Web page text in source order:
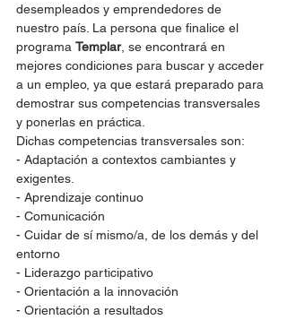
desempleados y emprendedores de
nuestro país. La persona que finalice el
programa Templar, se encontrará en
mejores condiciones para buscar y acceder
a un empleo, ya que estará preparado para
demostrar sus competencias transversales
y ponerlas en práctica.
Dichas competencias transversales son:
- Adaptación a contextos cambiantes y
exigentes.
- Aprendizaje continuo
- Comunicación
- Cuidar de sí mismo/a, de los demás y del
entorno
- Liderazgo participativo
- Orientación a la innovación
- Orientación a resultados